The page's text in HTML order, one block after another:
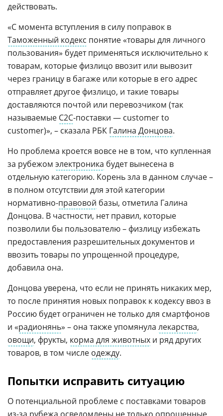
действовать.
«С момента вступления в силу поправок в
Таможенный кодекс понятие «товары для личного
пользования» будет применяться исключительно к
товарам, которые физлицо ввозит или вывозит
через границу в багаже или которые в его адрес
отправляет другое физлицо, и такие товары
доставляются почтой или перевозчиком (так
называемые С2С-поставки — customer to
customer)», – сказала РБК Галина Донцова.
Но проблема кроется вовсе не в том, что купленная
за рубежом электроника будет вынесена в
отдельную категорию. Корень зла в данном случае –
в полном отсутствии для этой категории
нормативно-правовой базы, отметила Галина
Донцова. В частности, нет правил, которые
позволили бы пользователю – физлицу избежать
предоставления разрешительных документов и
ввозить товары по упрощенной процедуре,
добавила она.
Донцова уверена, что если не принять никаких мер,
то после принятия новых поправок к кодексу ввоз в
Россию будет ограничен не только для смартфонов
и «радионянь» – она также упомянула лекарства,
овощи, фрукты, корма для животных и ряд других
товаров, в том числе одежду.
Попытки исправить ситуацию
О потенциальной проблеме с поставками товаров